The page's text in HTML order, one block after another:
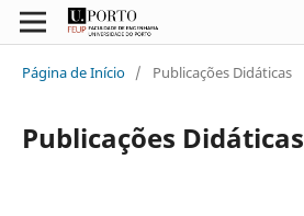
Página de Início / Publicações Didáticas
Publicações Didáticas